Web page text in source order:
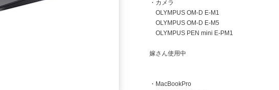
・カメラ
OLYMPUS OM-D E-M1
OLYMPUS OM-D E-M5
OLYMPUS PEN mini E-PM1
嫁さん使用中
・MacBookPro